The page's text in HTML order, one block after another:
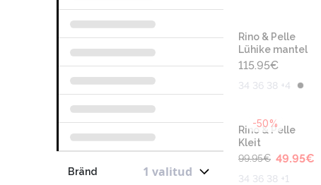
Bränd 1 valitud
Rino & Pelle
Lühike mantel
115.95€
34 36 38 +4
-50%
Rino & Pelle
Kleit
99.95€ 49.95€
34 36 38 +1